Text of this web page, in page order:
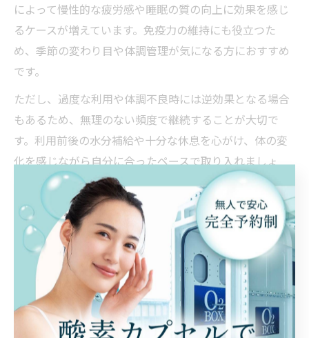
によって慢性的な疲労感や睡眠の質の向上に効果を感じ
るケースが増えています。免疫力の維持にも役立つた
め、季節の変わり目や体調管理が気になる方におすすめ
です。
ただし、過度な利用や体調不良時には逆効果となる場合
もあるため、無理のない頻度で継続することが大切で
す。利用前後の水分補給や十分な休息を心がけ、体の変
化を感じながら自分に合ったペースで取り入れましょ
酸素カプセルは美容やアンチエイジングにも有効
酸素カプセルは、健康効果だけでなく美容やアンチエイ
ジング領域でも注目されています。高濃度酸素による血
行促進や新陳代謝の活性化は、肌のターンオーバーを整
え、シミやくすみの軽減、肌のハリ・ツヤ向上に寄与し
ます。実際、利用者からは「肌の調子が整った」「化粧